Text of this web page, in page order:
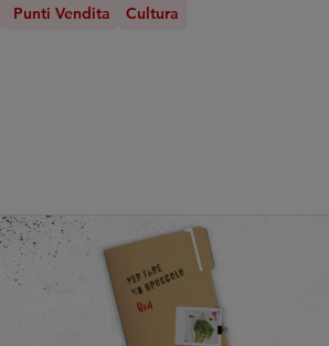
Punti Vendita Cultura